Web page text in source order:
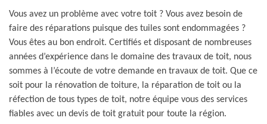
Vous avez un problème avec votre toit ? Vous avez besoin de
faire des réparations puisque des tuiles sont endommagées ?
Vous êtes au bon endroit. Certifiés et disposant de nombreuses
années d’expérience dans le domaine des travaux de toit, nous
sommes à l’écoute de votre demande en travaux de toit. Que ce
soit pour la rénovation de toiture, la réparation de toit ou la
réfection de tous types de toit, notre équipe vous des services
fiables avec un devis de toit gratuit pour toute la région.